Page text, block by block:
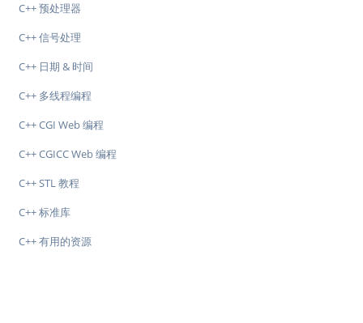
C++ 预处理器
C++ 信号处理
C++ 日期 & 时间
C++ 多线程编程
C++ CGI Web 编程
C++ CGICC Web 编程
C++ STL 教程
C++ 标准库
C++ 有用的资源